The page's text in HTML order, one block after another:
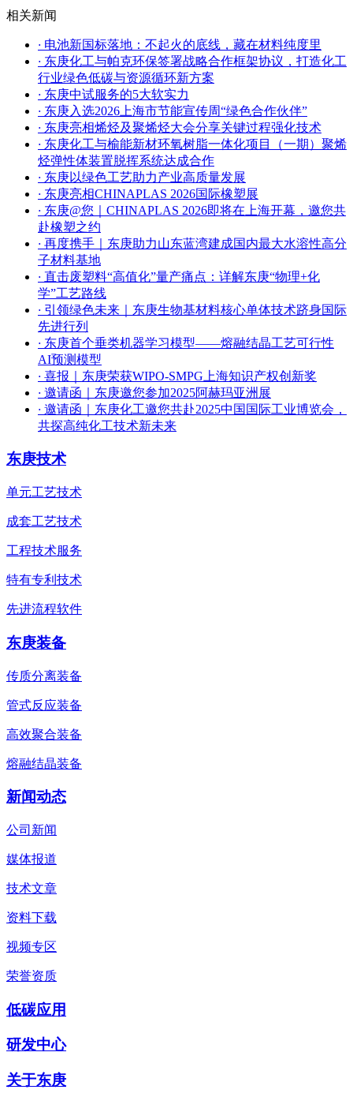
相关新闻
· 电池新国标落地：不起火的底线，藏在材料纯度里
· 东庚化工与帕克环保签署战略合作框架协议，打造化工
行业绿色低碳与资源循环新方案
· 东庚中试服务的5大软实力
· 东庚入选2026上海市节能宣传周“绿色合作伙伴”
· 东庚亮相烯烃及聚烯烃大会分享关键过程强化技术
· 东庚化工与榆能新材环氧树脂一体化项目（一期）聚烯
烃弹性体装置脱挥系统达成合作
· 东庚以绿色工艺助力产业高质量发展
· 东庚亮相CHINAPLAS 2026国际橡塑展
· 东庚@您｜CHINAPLAS 2026即将在上海开幕，邀您共
赴橡塑之约
· 再度携手｜东庚助力山东蓝湾建成国内最大水溶性高分
子材料基地
· 直击废塑料“高值化”量产痛点：详解东庚“物理+化
学”工艺路线
· 引领绿色未来｜东庚生物基材料核心单体技术跻身国际
先进行列
· 东庚首个垂类机器学习模型——熔融结晶工艺可行性
AI预测模型
· 喜报｜东庚荣获WIPO-SMPG上海知识产权创新奖
· 邀请函｜东庚邀您参加2025阿赫玛亚洲展
· 邀请函｜东庚化工邀您共赴2025中国国际工业博览会，
共探高纯化工技术新未来
东庚技术
单元工艺技术
成套工艺技术
工程技术服务
特有专利技术
先进流程软件
东庚装备
传质分离装备
管式反应装备
高效聚合装备
熔融结晶装备
新闻动态
公司新闻
媒体报道
技术文章
资料下载
视频专区
荣誉资质
低碳应用
研发中心
关于东庚